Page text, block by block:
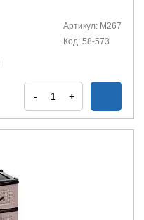
Артикул: М267
Код: 58-573
- +